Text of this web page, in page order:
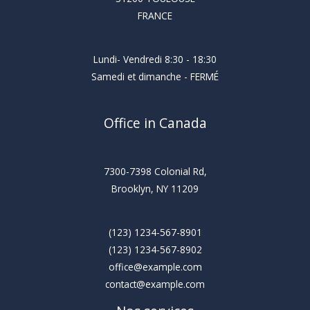
FRANCE
Lundi- Vendredi 8:30 - 18:30
Samedi et dimanche - FERMÉ
Office in Canada
7300-7398 Colonial Rd,
Brooklyn, NY 11209
(123) 1234-567-8901
(123) 1234-567-8902
office@example.com
contact@example.com